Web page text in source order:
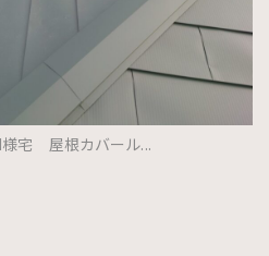
宅 屋根カバール...